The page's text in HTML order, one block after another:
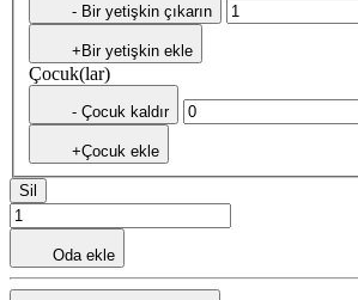
- Bir yetişkin çıkarın
+Bir yetişkin ekle
Çocuk(lar)
- Çocuk kaldır
+Çocuk ekle
Sil
Oda ekle